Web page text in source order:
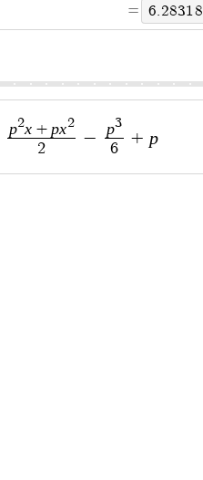
= 6.28318
p2x + px2
2
−
p3
6
+ p